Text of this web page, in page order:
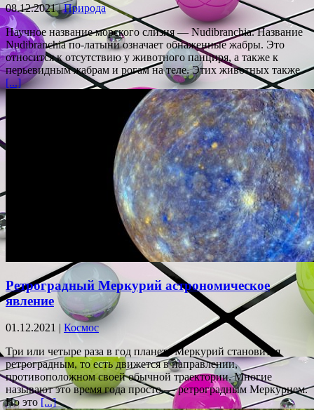
08.12.2021 |Природа
Научное название морского слизня — Nudibranchia. Название
Nudibranchia по-латыни означает обнаженные жабры. Это
относится к отсутствию у животного панциря, а также к
перьевидным жабрам и рогам на теле. Этих животных также
[...]
Ретроградный Меркурий астрономическое
явление
01.12.2021 | Космос
Три или четыре раза в год планета Меркурий становится
ретроградным, то есть движется в направлении,
противоположном своей обычной траектории. Многие
называют это время года просто — ретроградным Меркурием.
Но это [...]